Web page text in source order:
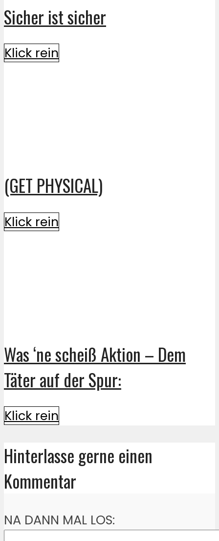
Sicher ist sicher
Klick rein
(GET PHYSICAL)
Klick rein
Was ‘ne scheiß Aktion – Dem
Täter auf der Spur:
Klick rein
Hinterlasse gerne einen
Kommentar
NA DANN MAL LOS: